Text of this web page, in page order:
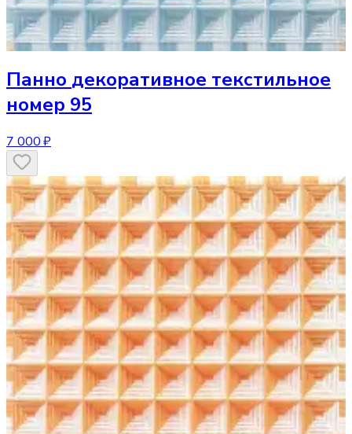
Панно декоративное текстильное
номер 95
7 000 ₽